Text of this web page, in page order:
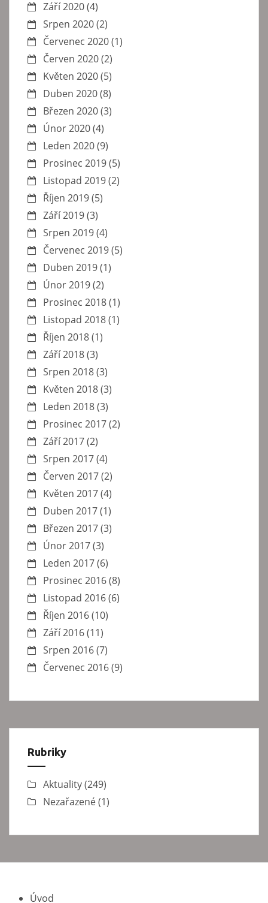
Září 2020(4)
Srpen 2020(2)
Červenec 2020(1)
Červen 2020(2)
Květen 2020(5)
Duben 2020(8)
Březen 2020(3)
Únor 2020(4)
Leden 2020(9)
Prosinec 2019(5)
Listopad 2019(2)
Říjen 2019(5)
Září 2019(3)
Srpen 2019(4)
Červenec 2019(5)
Duben 2019(1)
Únor 2019(2)
Prosinec 2018(1)
Listopad 2018(1)
Říjen 2018(1)
Září 2018(3)
Srpen 2018(3)
Květen 2018(3)
Leden 2018(3)
Prosinec 2017(2)
Září 2017(2)
Srpen 2017(4)
Červen 2017(2)
Květen 2017(4)
Duben 2017(1)
Březen 2017(3)
Únor 2017(3)
Leden 2017(6)
Prosinec 2016(8)
Listopad 2016(6)
Říjen 2016(10)
Září 2016(11)
Srpen 2016(7)
Červenec 2016(9)
Rubriky
Aktuality(249)
Nezařazené(1)
Úvod